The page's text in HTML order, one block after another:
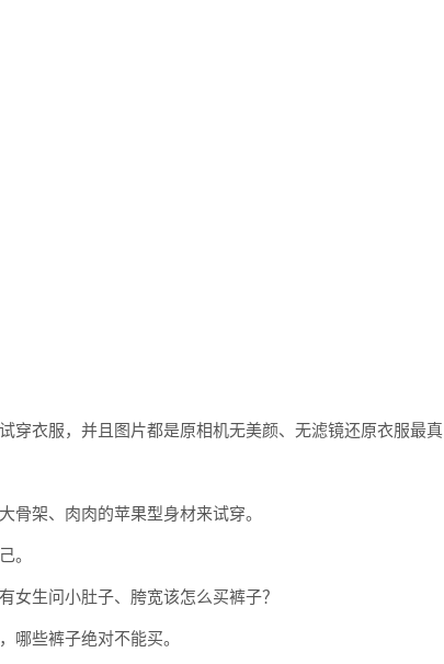
穿衣服，并且图片都是原相机无美颜、无滤镜还原衣服最真
骨架、肉肉的苹果型身材来试穿。
。
女生问小肚子、胯宽该怎么买裤子？
哪些裤子绝对不能买。